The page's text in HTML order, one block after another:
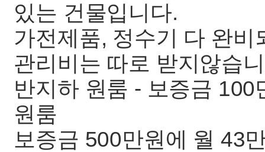
있는 건물입니다.
가전제품, 정수기 다 완비
관리비는 따로 받지않습
반지하 원룸 - 보증금
원룸
보증금 500만원에 월 43